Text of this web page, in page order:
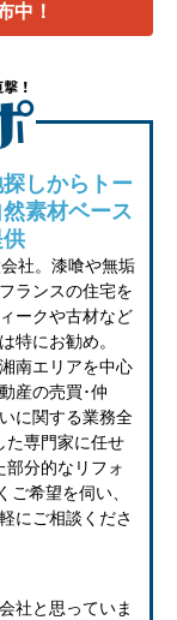
中！
しからトー
素材ベース
社。漆喰や無垢
ランスの住宅を
ークや古材など
特にお勧め。
南エリアを中心
産の売買･仲
に関する業務全
た専門家に任せ
部分的なリフォ
希望を伺い、
にご相談くださ
社と思っていま